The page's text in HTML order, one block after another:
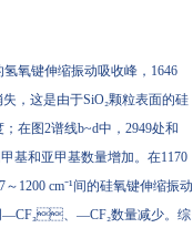
键伸缩振动吸收峰，1646
，这是由于SiO₂颗粒表面的硅
图2谱线b~d中，2949处和
基和亚甲基数量增加。在1170
1200 cm⁻¹间的硅氧键伸缩振动
—CF₃、—CF₂数量减少。综